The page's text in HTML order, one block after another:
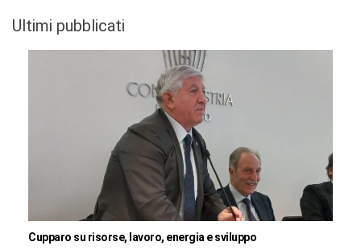
Ultimi pubblicati
Cupparo su risorse, lavoro, energia e sviluppo